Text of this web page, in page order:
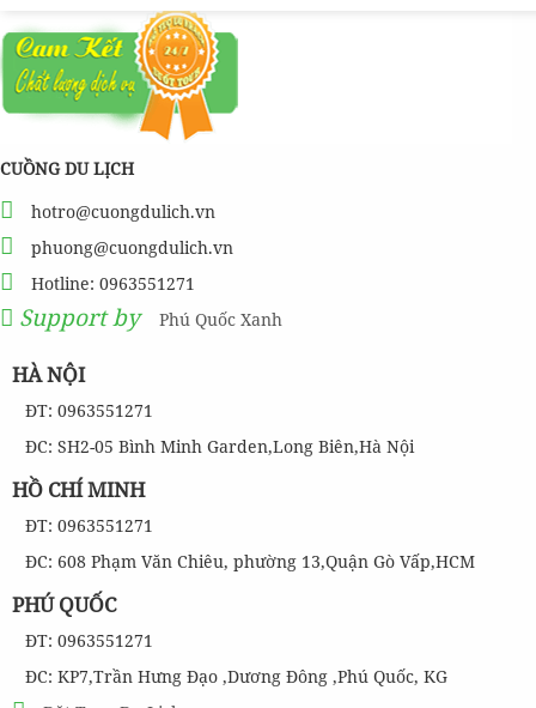
CUỒNG DU LỊCH
hotro@cuongdulich.vn
phuong@cuongdulich.vn
Hotline: 0963551271
Support by Phú Quốc Xanh
HÀ NỘI
ĐT: 0963551271
ĐC: SH2-05 Bình Minh Garden,Long Biên,Hà Nội
HỒ CHÍ MINH
ĐT: 0963551271
ĐC: 608 Phạm Văn Chiêu, phường 13,Quận Gò Vấp,HCM
PHÚ QUỐC
ĐT: 0963551271
ĐC: KP7,Trần Hưng Đạo ,Dương Đông ,Phú Quốc, KG